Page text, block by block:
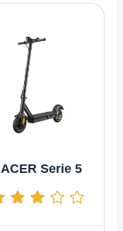
ACER Serie 5